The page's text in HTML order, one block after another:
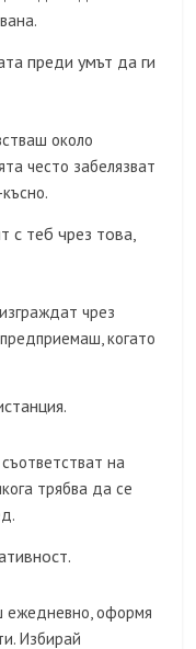
преди умът да ги
около
често забелязват
с теб чрез това,
чрез
когато
на
трябва да се
ежедневно, оформя
Избирай